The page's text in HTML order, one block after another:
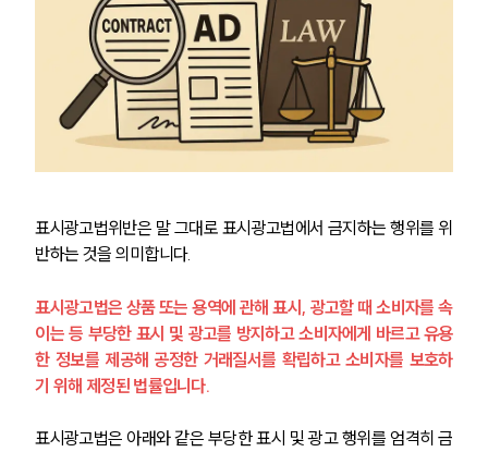
표시광고법위반은 말 그대로 표시광고법에서 금지하는 행위를 위
반하는 것을 의미합니다.
표시광고법은 상품 또는 용역에 관해 표시, 광고할 때 소비자를 속
이는 등 부당한 표시 및 광고를 방지하고 소비자에게 바르고 유용
한 정보를 제공해 공정한 거래질서를 확립하고 소비자를 보호하
기 위해 제정된 법률입니다.
표시광고법은 아래와 같은 부당한 표시 및 광고 행위를 엄격히 금